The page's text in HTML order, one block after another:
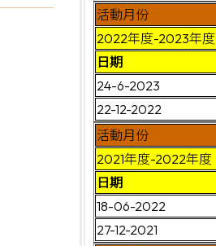
活動月份
2022年度-2023年度
日期
24-6-2023
22-12-2022
活動月份
2021年度-2022年度
日期
18-06-2022
27-12-2021